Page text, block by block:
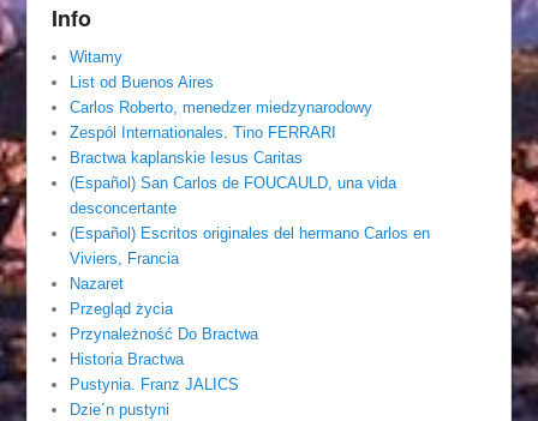
Info
Witamy
List od Buenos Aires
Carlos Roberto, menedzer miedzynarodowy
Zespól Internationales. Tino FERRARI
Bractwa kaplanskie Iesus Caritas
(Español) San Carlos de FOUCAULD, una vida
desconcertante
(Español) Escritos originales del hermano Carlos en
Viviers, Francia
Nazaret
Przegląd życia
Przynależność Do Bractwa
Historia Bractwa
Pustynia. Franz JALICS
Dzie´n pustyni